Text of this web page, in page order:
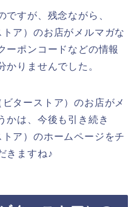
ですが、残念ながら、
ア）のお店がメルマガな
ーポンコードなどの情報
かりませんでした。
ターストア）のお店がメ
かは、今後も引き続き
ア）のホームページをチ
きますね♪